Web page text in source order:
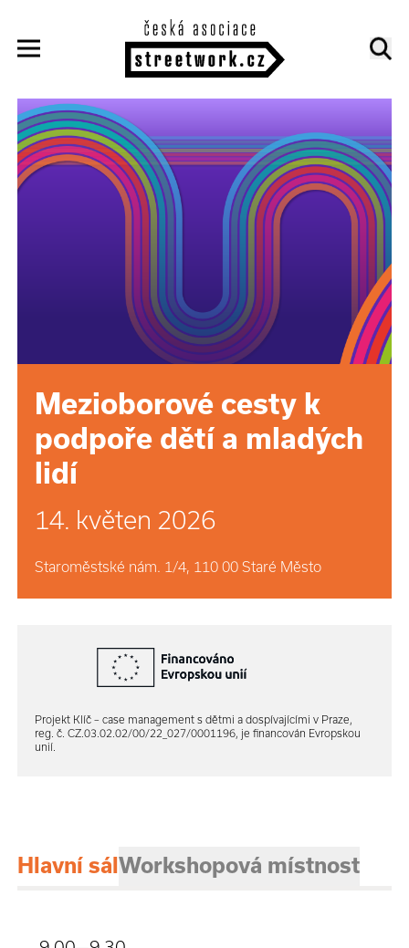
Mezioborové cesty k
podpoře dětí a mladých
lidí
14. květen 2026
Staroměstské nám. 1/4, 110 00 Staré Město
Projekt Klíč – case management s dětmi a dospívajícími v Praze,
reg. č. CZ.03.02.02/00/22_027/0001196, je financován Evropskou
unií.
Hlavní sálWorkshopová místnost